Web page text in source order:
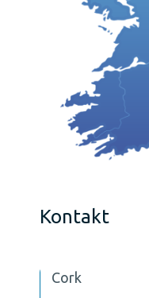
Kontakt
Cork